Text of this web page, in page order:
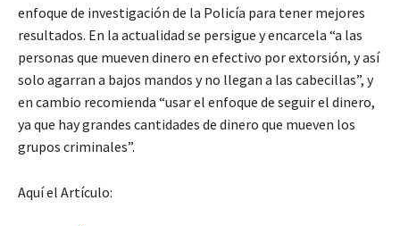
enfoque de investigación de la Policía para tener mejores
resultados. En la actualidad se persigue y encarcela “a las
personas que mueven dinero en efectivo por extorsión, y así
solo agarran a bajos mandos y no llegan a las cabecillas”, y
en cambio recomienda “usar el enfoque de seguir el dinero,
ya que hay grandes cantidades de dinero que mueven los
grupos criminales”.
Aquí el Artículo: